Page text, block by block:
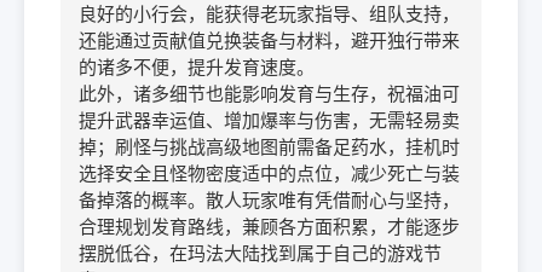
良好的小行会，能获得老玩家指导、组队支持，
还能通过贡献值兑换装备与材料，避开独行带来
的诸多不便，提升发育速度。
此外，诸多细节也能影响发育与生存，祝福油可
提升武器幸运值、增加爆率与伤害，无需轻易卖
掉；刷怪与挑战高级地图前需备足药水，挂机时
选择安全且怪物密度适中的点位，减少死亡与装
备掉落的概率。散人玩家唯有凭借耐心与坚持，
合理规划发育路线，兼顾各方面积累，才能逐步
摆脱低谷，在玛法大陆找到属于自己的游戏节